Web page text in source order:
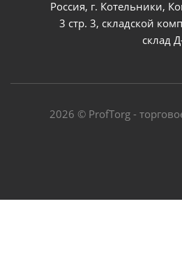
Россия, г. Котельники,
3 стр. 3, складской
склад
2026 © ProfTorg -